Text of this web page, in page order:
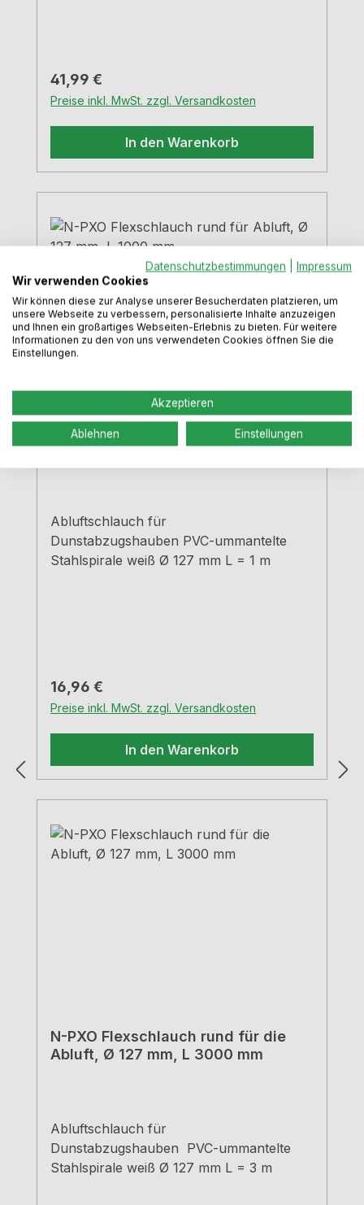
Regulärer Preis:
41,99 €
Preise inkl. MwSt. zzgl. Versandkosten
In den Warenkorb
N-PXO Flexschlauch rund für Abluft,
Ø 127 mm, L 1000 mm
Abluftschlauch für
Dunstabzugshauben PVC-ummantelte
Stahlspirale weiß Ø 127 mm L = 1 m
Regulärer Preis:
16,96 €
Preise inkl. MwSt. zzgl. Versandkosten
In den Warenkorb
N-PXO Flexschlauch rund für die
Abluft, Ø 127 mm, L 3000 mm
Abluftschlauch für
Dunstabzugshauben PVC-ummantelte
Stahlspirale weiß Ø 127 mm L = 3 m
Datenschutzbestimmungen
Impressum
Wir verwenden Cookies
Wir können diese zur Analyse unserer Besucherdaten platzieren, um
unsere Webseite zu verbessern, personalisierte Inhalte anzuzeigen
und Ihnen ein großartiges Webseiten-Erlebnis zu bieten. Für weitere
Informationen zu den von uns verwendeten Cookies öffnen Sie die
Einstellungen.
Akzeptieren
Ablehnen Einstellungen